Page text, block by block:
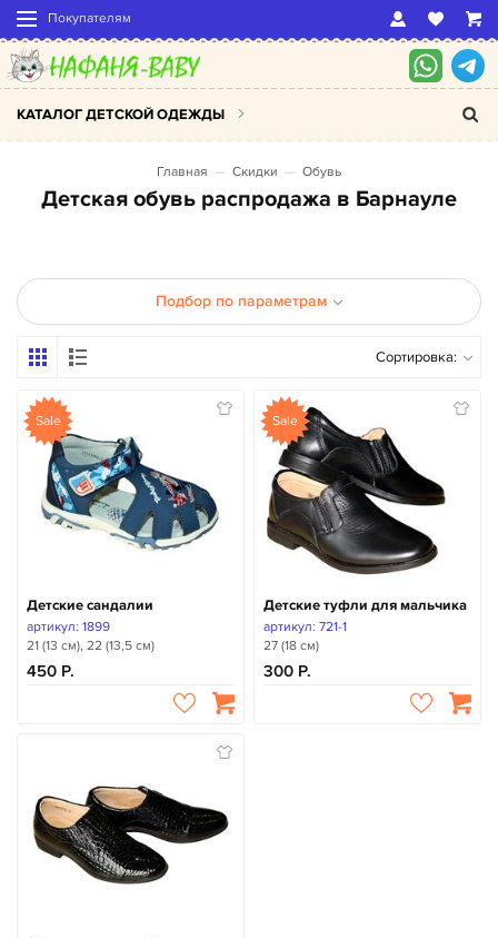
Покупателям
КАТАЛОГ ДЕТСКОЙ ОДЕЖДЫ
Главная Скидки Обувь
Детская обувь распродажа в Барнауле
Подбор по параметрам
Сортировка:
Sale
Детские сандалии
артикул: 1899
21 (13 см), 22 (13,5 см)
450
Sale
Детские туфли для мальчика
артикул: 721-1
27 (18 см)
300